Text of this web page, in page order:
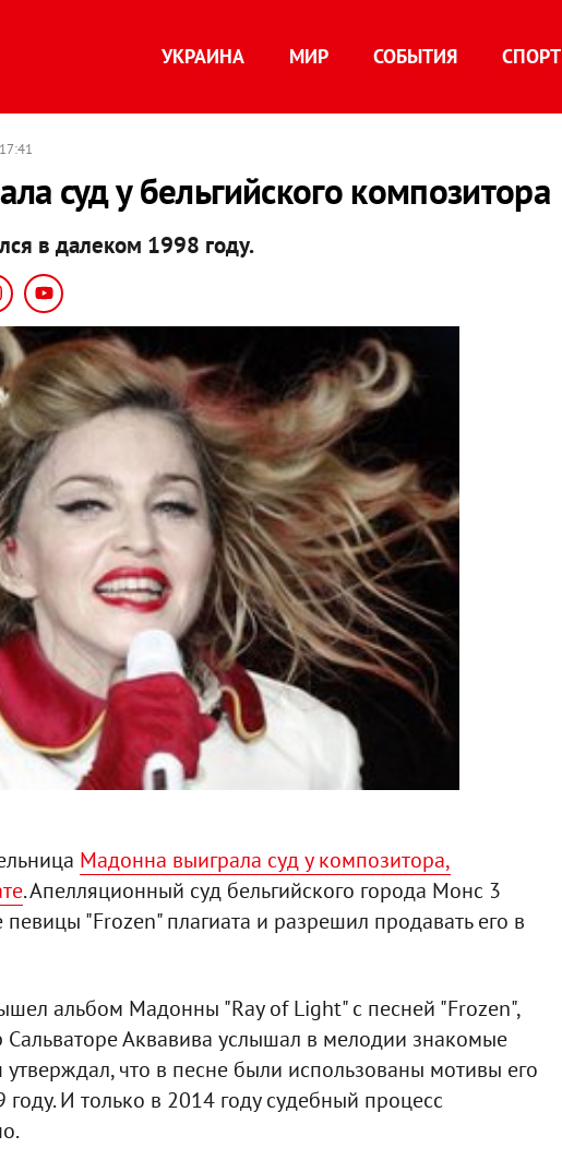
УКРАИНА МИР СОБЫТИЯ СПОРТ
суд у бельгийского композитора
в далеком 1998 году.
Мадонна выиграла суд у композитора,
. Апелляционный суд бельгийского города Монс 3
"Frozen" плагиата и разрешил продавать его в
альбом Мадонны "Ray of Light" с песней "Frozen",
Сальваторе Аквавива услышал в мелодии знакомые
что в песне были использованы мотивы его
году. И только в 2014 году судебный процесс